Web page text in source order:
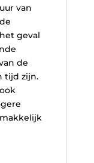
van
geval
de
tijd zijn.